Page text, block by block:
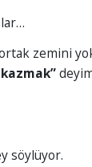
zemini
söylüyor.